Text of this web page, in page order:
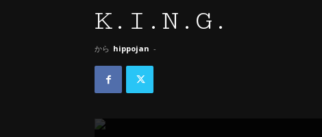
K.I.N.G.
から hippojan -